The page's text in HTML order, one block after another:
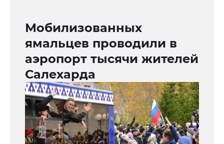
Мобилизованных
ямальцев проводили в
аэропорт тысячи жителей
Салехарда